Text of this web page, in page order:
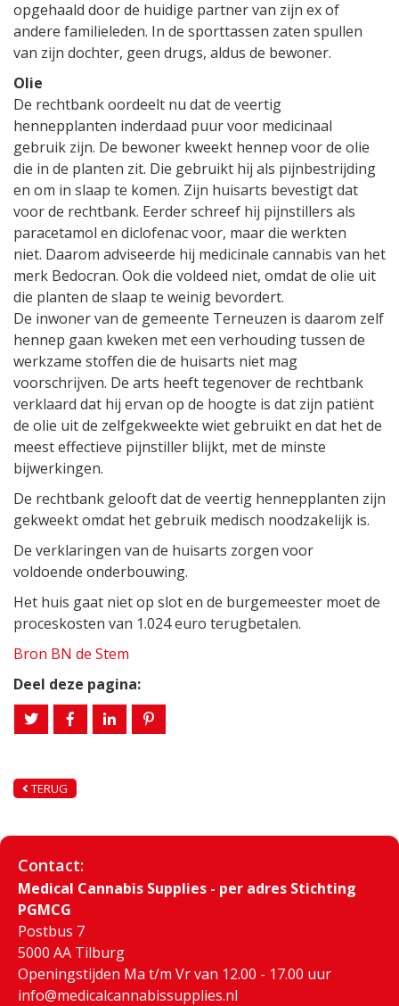
opgehaald door de huidige partner van zijn ex of
andere familieleden. In de sporttassen zaten spullen
van zijn dochter, geen drugs, aldus de bewoner.
Olie
De rechtbank oordeelt nu dat de veertig
hennepplanten inderdaad puur voor medicinaal
gebruik zijn. De bewoner kweekt hennep voor de olie
die in de planten zit. Die gebruikt hij als pijnbestrijding
en om in slaap te komen. Zijn huisarts bevestigt dat
voor de rechtbank. Eerder schreef hij pijnstillers als
paracetamol en diclofenac voor, maar die werkten
niet. Daarom adviseerde hij medicinale cannabis van het
merk Bedocran. Ook die voldeed niet, omdat de olie uit
die planten de slaap te weinig bevordert.
De inwoner van de gemeente Terneuzen is daarom zelf
hennep gaan kweken met een verhouding tussen de
werkzame stoffen die de huisarts niet mag
voorschrijven. De arts heeft tegenover de rechtbank
verklaard dat hij ervan op de hoogte is dat zijn patiënt
de olie uit de zelfgekweekte wiet gebruikt en dat het de
meest effectieve pijnstiller blijkt, met de minste
bijwerkingen.
De rechtbank gelooft dat de veertig hennepplanten zijn
gekweekt omdat het gebruik medisch noodzakelijk is.
De verklaringen van de huisarts zorgen voor
voldoende onderbouwing.
Het huis gaat niet op slot en de burgemeester moet de
proceskosten van 1.024 euro terugbetalen.
Bron BN de Stem
Deel deze pagina:
TERUG
Contact:
Medical Cannabis Supplies - per adres Stichting
PGMCG
Postbus 7
5000 AA Tilburg
Openingstijden Ma t/m Vr van 12.00 - 17.00 uur
info@medicalcannabissupplies.nl